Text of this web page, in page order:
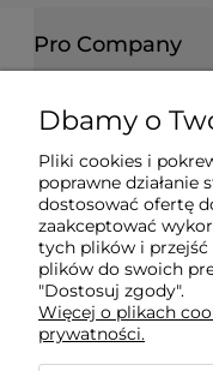
Pro Company
Farby | Lakiery
Ochrona
Informacje
Dokumenty
Dbamy o
Pliki cookies i
poprawne działanie
dostosować ofertę
zaakceptować
tych plików i
plików do swoich
"Dostosuj zgody".
Więcej o plikach
prywatności.